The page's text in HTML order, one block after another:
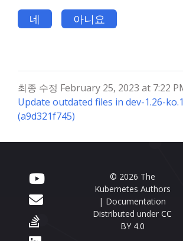
네 아니요
최종 수정 February 25, 2023 at 7:22
Update outdated files in dev-1.26-
(a9d321f745)
© 2026 The
Kubernetes Authors
| Documentation
Distributed under CC
BY 4.0